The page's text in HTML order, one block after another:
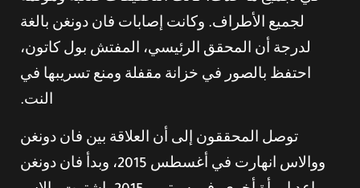
لجميع الأطراف. وكانت إصابات فان دونغن بالغة
لدرجة أن المحقق الرئيسي، المفتش بول كاتون،
احتفظ بالصور في خزانة مقفلة ومنع تسريبها في
النت.
توصل المحققون إلى أن العلاقة بين فان دونغن
ووالاس انهارت في أغسطس 2015، وبدأ فان دونغن